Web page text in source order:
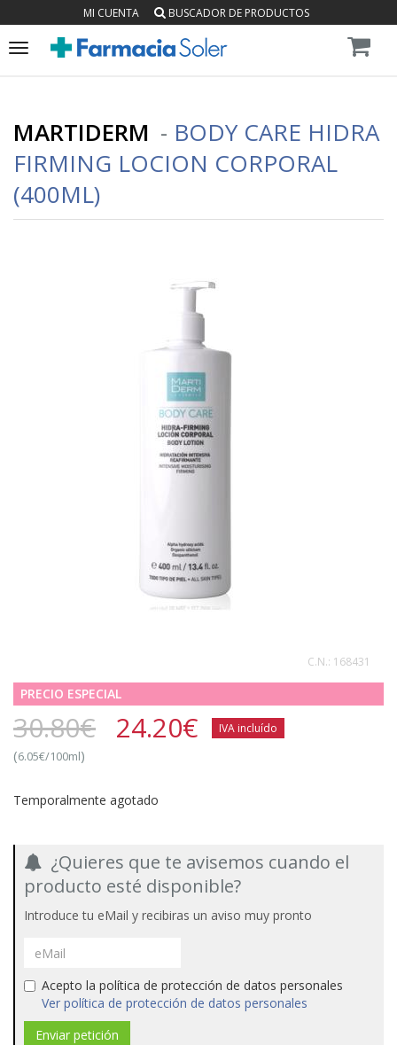
MI CUENTA BUSCADOR DE PRODUCTOS
Toggle
MARTIDERM - BODY CARE HIDRA
FIRMING LOCION CORPORAL
(400ML)
C.N.: 168431
PRECIO ESPECIAL
30.80€ 24.20€ IVA incluído
(6.05€/100ml)
Temporalmente agotado
¿Quieres que te avisemos cuando el
producto esté disponible?
Introduce tu eMail y recibiras un aviso muy pronto
Acepto la política de protección de datos personales
Ver política de protección de datos personales